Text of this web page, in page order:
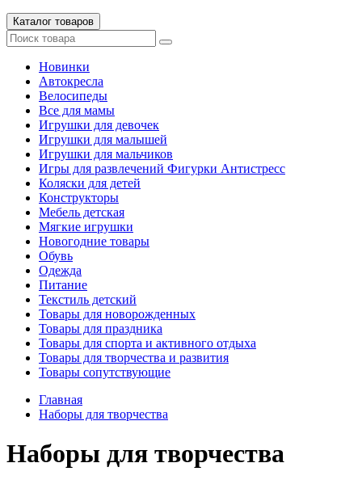
Каталог товаров
Новинки
Автокресла
Велосипеды
Все для мамы
Игрушки для девочек
Игрушки для малышей
Игрушки для мальчиков
Игры для развлечений Фигурки Антистресс
Коляски для детей
Конструкторы
Мебель детская
Мягкие игрушки
Новогодние товары
Обувь
Одежда
Питание
Текстиль детский
Товары для новорожденных
Товары для праздника
Товары для спорта и активного отдыха
Товары для творчества и развития
Товары сопутствующие
Главная
Наборы для творчества
Наборы для творчества